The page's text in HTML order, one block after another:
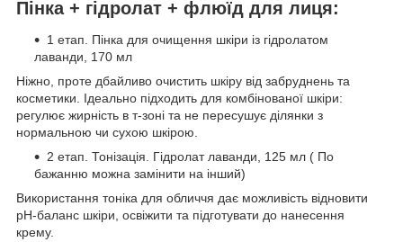
Пінка + гідролат + флюїд для лиця:
1 етап. Пінка для очищення шкіри із гідролатом
лаванди, 170 мл
Ніжно, проте дбайливо очистить шкіру від забруднень та
косметики. Ідеально підходить для комбінованої шкіри:
регулює жирність в т-зоні та не пересушує ділянки з
нормальною чи сухою шкірою.
2 етап. Тонізація. Гідролат лаванди, 125 мл ( По
бажанню можна замінити на інший)
Використання тоніка для обличчя дає можливість відновити
рН-баланс шкіри, освіжити та підготувати до нанесення
крему.